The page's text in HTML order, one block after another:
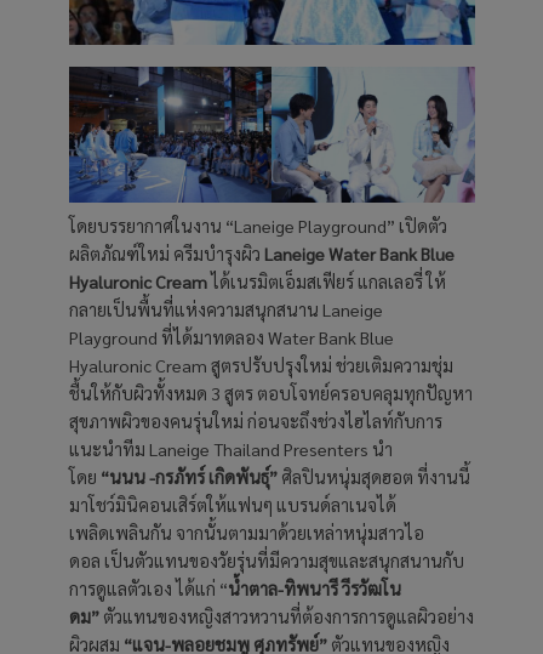
โดยบรรยากาศในงาน “Laneige Playground” เปิดตัว
ผลิตภัณฑ์ใหม่ ครีมบำรุงผิว Laneige Water Bank Blue
Hyaluronic Creamได้เนรมิตเอ็มสเฟียร์ แกลเลอรี่ ให้
กลายเป็นพื้นที่แห่งความสนุกสนาน Laneige
Playground ที่ได้มาทดลอง Water Bank Blue
Hyaluronic Cream สูตรปรับปรุงใหม่ ช่วยเติมความชุ่ม
ชื้นให้กับผิวทั้งหมด 3 สูตร ตอบโจทย์ครอบคลุมทุกปัญหา
สุขภาพผิวของคนรุ่นใหม่ ก่อนจะถึงช่วงไฮไลท์กับการ
แนะนำทีม Laneige Thailand Presenters นำ
โดย “นนน -กรภัทร์ เกิดพันธุ์” ศิลปินหนุ่มสุดฮอต ที่งานนี้
มาโชว์มินิคอนเสิร์ตให้แฟนๆ แบรนด์ลาเนจได้
เพลิดเพลินกัน จากนั้นตามมาด้วยเหล่าหนุ่มสาวไอ
ดอล เป็นตัวแทนของวัยรุ่นที่มีความสุขและสนุกสนานกับ
การดูแลตัวเอง ได้แก่ “น้ำตาล-ทิพนารี วีรวัฒโน
ดม” ตัวแทนของหญิงสาวหวานที่ต้องการการดูแลผิวอย่าง
ผิวผสม “แจน-พลอยชมพู ศุภทรัพย์” ตัวแทนของหญิง